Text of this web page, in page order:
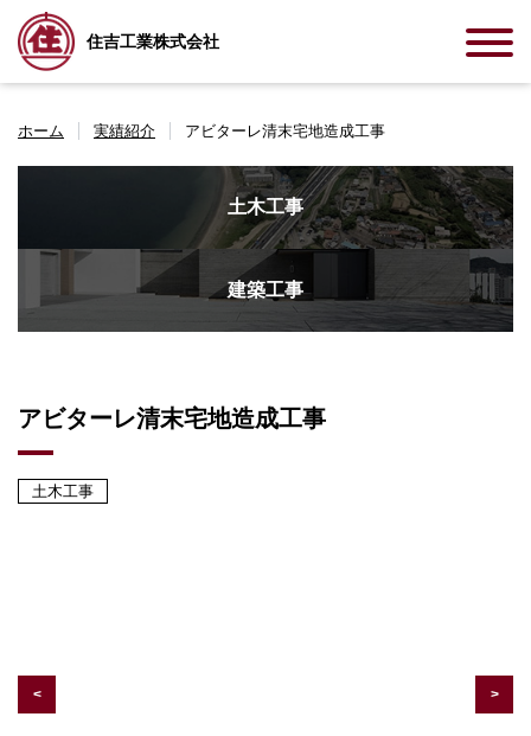
住吉工業株式会社
ホーム 実績紹介 アビターレ清末宅地造成工事
土木工事
建築工事
アビターレ清末宅地造成工事
土木工事